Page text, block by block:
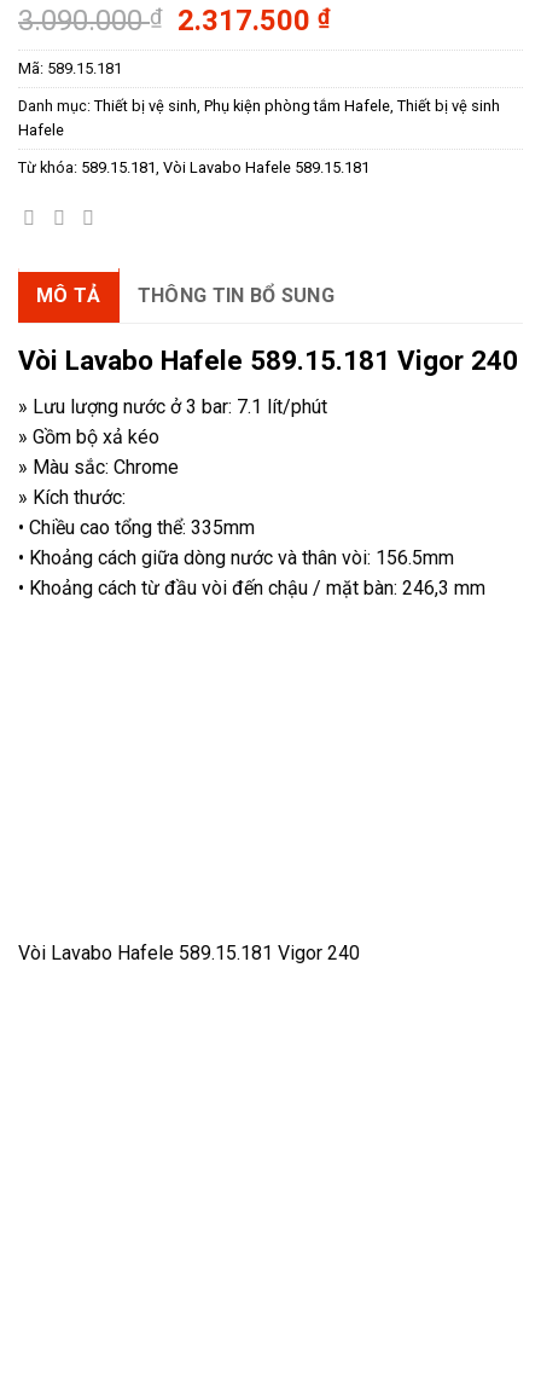
3.090.000₫
Giá
gốc
3.090.000 ₫.
2.317.500₫Giá
hiện
là:
Mã: 589.15.181
Danh mục: Thiết bị vệ sinh Phụ kiện phòng tắm Hafele Thiết bị vệ sinh
Hafele
Từ khóa: 589.15.181 Vòi Lavabo Hafele 589.15.181
MÔ TẢ THÔNG TIN BỔ SUNG
Vòi Lavabo Hafele 589.15.181 Vigor 240
» Lưu lượng nước ở 3 bar: 7.1 lít/phút
» Gồm bộ xả kéo
» Màu sắc: Chrome
» Kích thước:
• Chiều cao tổng thể: 335mm
• Khoảng cách giữa dòng nước và thân vòi: 156.5mm
• Khoảng cách từ đầu vòi đến chậu / mặt bàn: 246,3 mm
Vòi Lavabo Hafele 589.15.181 Vigor 240